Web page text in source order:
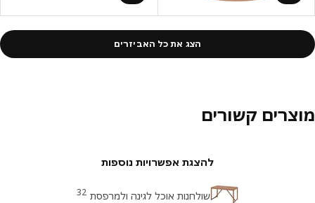
הצג את כל האביזרים
קשורים
להצגת אפשרויות נוספות
שולחנות אוכל לגינה ולמרפסת 32